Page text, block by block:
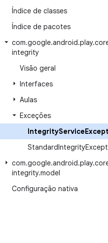
Índice de classes
Índice de pacotes
com.google.android.play.
integrity
Visão geral
Interfaces
Aulas
Exceções
IntegrityService
StandardIntegrity
com.google.android.play.
integrity.model
Configuração nativa